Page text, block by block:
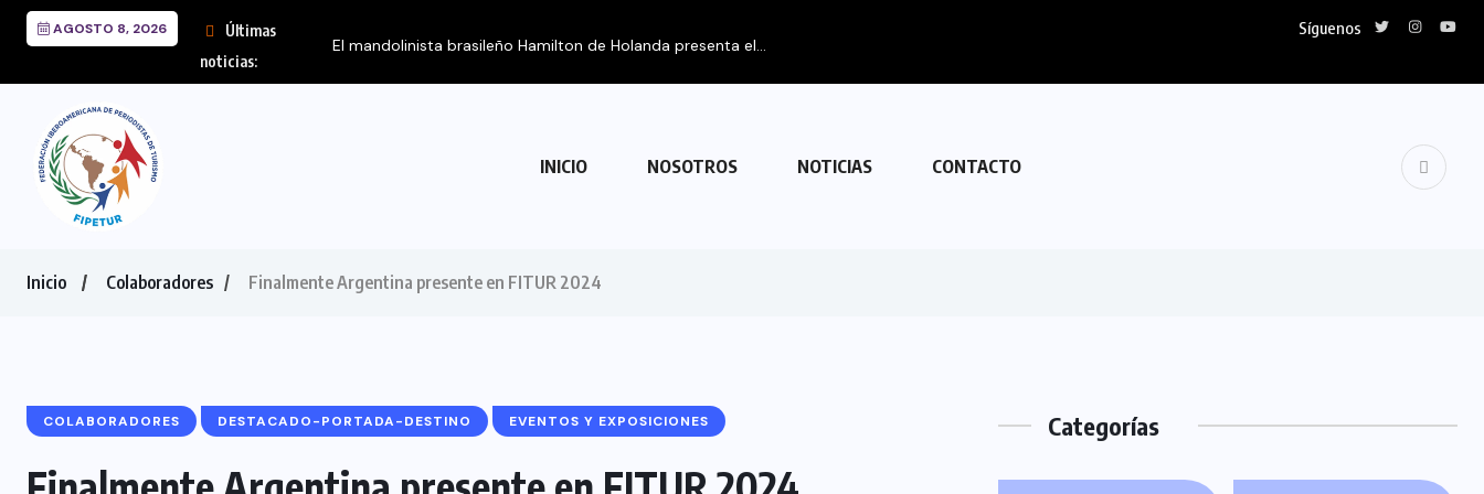
AGOSTO 8, 2026
Últimas
noticias:
Síguenos
INICIO NOSOTROS NOTICIAS CONTACTO
Inicio Colaboradores Finalmente Argentina presente en FITUR 2024
COLABORADORES DESTACADO-PORTADA-DESTINO EVENTOS Y EXPOSICIONES Categorías